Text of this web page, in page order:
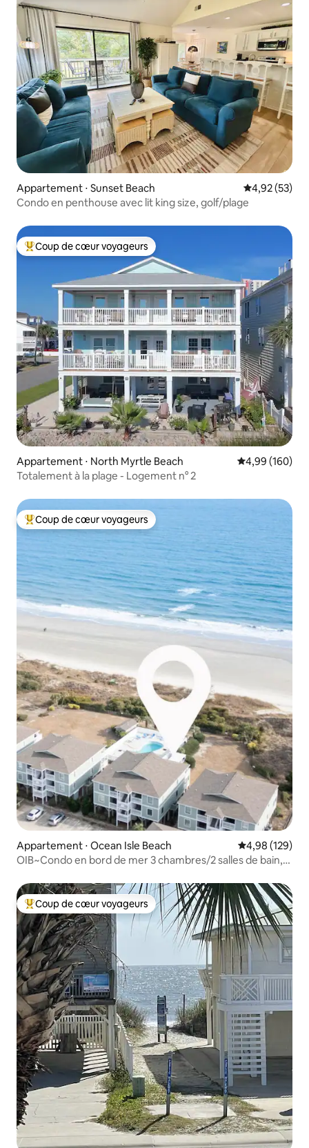
Appartement ⋅ Sunset Beach Évaluation
4,92 (53)
Condo en penthouse avec lit king size, golf/plage
Coups de cœur voyageurs les plus appréciés
Coup de cœur voyageurs
Appartement ⋅ North Myrtle Beach Évaluation
4,99 (160)
Totalement à la plage - Logement n° 2
Coups de cœur voyageurs les plus appréciés
Coup de cœur voyageurs
Appartement ⋅ Ocean Isle Beach Évaluation
4,98 (129)
OIB~Condo en bord de mer 3 chambres/2 salles de bain,
Coups de cœur voyageurs les plus appréciés
Coup de cœur voyageurs